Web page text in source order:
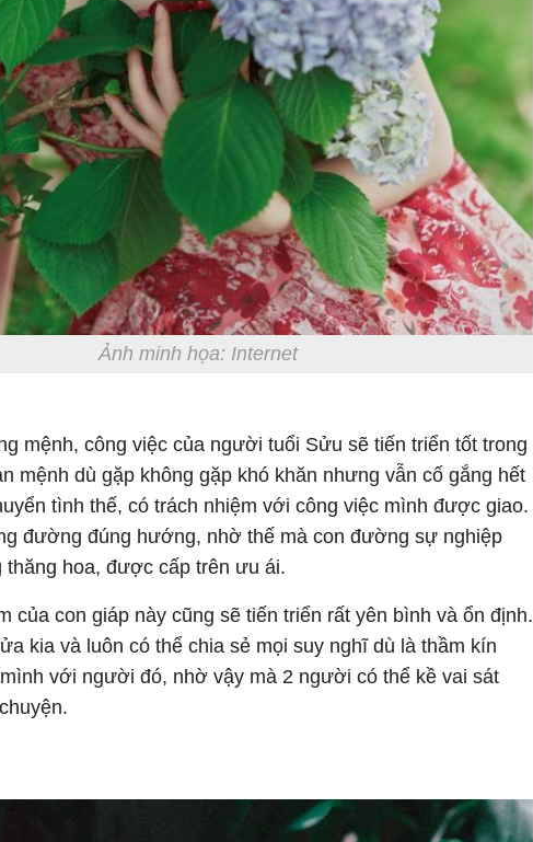
Ảnh minh họa: Internet
mệnh, công việc của người tuổi Sửu sẽ tiến triển tốt trong
mệnh dù gặp không gặp khó khăn nhưng vẫn cố gắng hết
tình thế, có trách nhiệm với công việc mình được giao.
đường đúng hướng, nhờ thế mà con đường sự nghiệp
thăng hoa, được cấp trên ưu ái.
của con giáp này cũng sẽ tiến triển rất yên bình và ổn định.
kia và luôn có thể chia sẻ mọi suy nghĩ dù là thầm kín
với người đó, nhờ vậy mà 2 người có thể kề vai sát